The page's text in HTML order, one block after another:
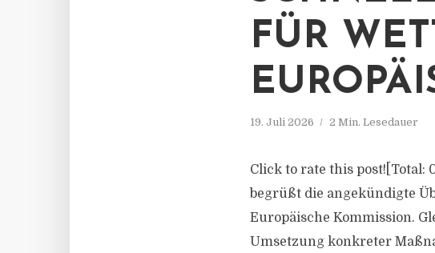
FÜR
19. Juli 2026 2 Min. Lesedauer
Click to rate this post![Total:
begrüßt die angekündigte
Europäische Kommission.
Umsetzung konkreter